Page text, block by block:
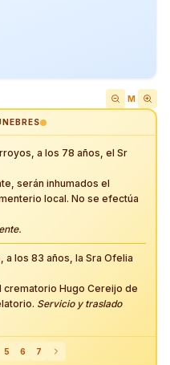
M
a los 78 años, el Sr
serán inhumados el
local. No se efectúa
a los 83 años, la Sra Ofelia
crematorio Hugo Cereijo de
Servicio y traslado
5 6 7